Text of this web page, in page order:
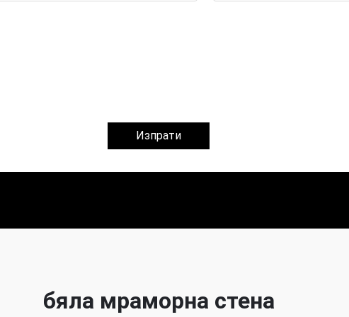
Изпрати
бяла мраморна стена